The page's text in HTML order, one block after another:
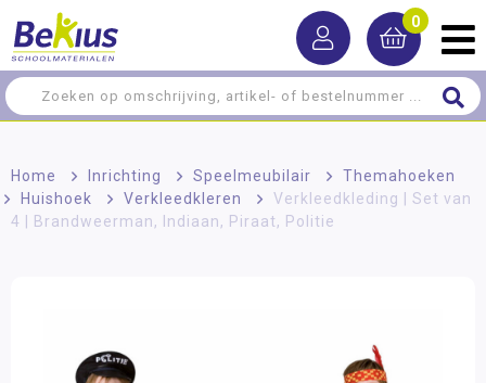
0
Home > Inrichting > Speelmeubilair > Themahoeken
Huishoek
> Verkleedkleren >
Verkleedkleding | Set van
4 | Brandweerman, Indiaan, Piraat, Politie